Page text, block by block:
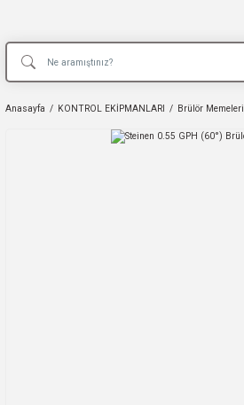
Anasayfa KONTROL EKİPMANLARI Brülör Memeleri